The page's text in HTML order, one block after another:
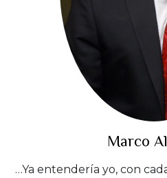
Marco
…Ya entendería yo, con